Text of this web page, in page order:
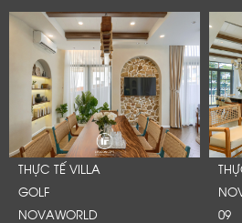
THỰC TẾ VILLA
GOLF
NOVAWORLD
09